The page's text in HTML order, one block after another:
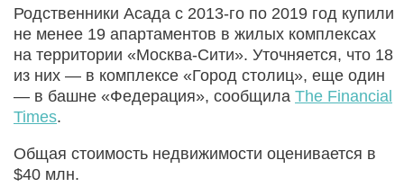
Родственники Асада с 2013-го по 2019 год купили
не менее 19 апартаментов в жилых комплексах
на территории «Москва-Сити». Уточняется, что 18
из них — в комплексе «Город столиц», еще один
— в башне «Федерация», сообщила The Financial
Times.
Общая стоимость недвижимости оценивается в
$40 млн.